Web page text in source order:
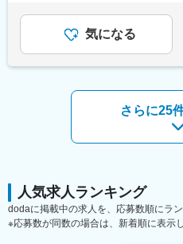
事業環境の大きな変化の中に
コニカミノルタの収益の柱で
組織は様々なバックグラウン
り、それぞれの個性を活かし
製品作りをしていきませんか。
変更の範囲：会社の定める業
■業務の特徴：
・基本直行直帰になります（
新規クリニック開業の情報が
び込みやテレアポはありませ
・売上目標は、基本的にはチ
人目標もありますが、メンバ
・裁量をもって、営業スケジ
大型検査装置から小型検査装
で、幅広い商品を取り扱って
◎糖尿病検査分野
以上かかり、引越しの場合は
す。礼金が15万（単身）、
ヶ月分も会社負担となります
用が異なります。賃金はあく
記です。
気になる
さらに25
人気求人ランキング
dodaに掲載中の求人を、応募数順にラ
※応募数が同数の場合は、新着順に表示